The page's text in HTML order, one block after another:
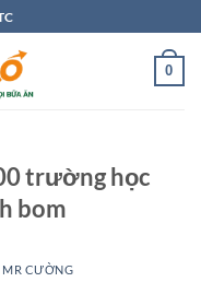
0
trường học
bom
MR CƯỜNG